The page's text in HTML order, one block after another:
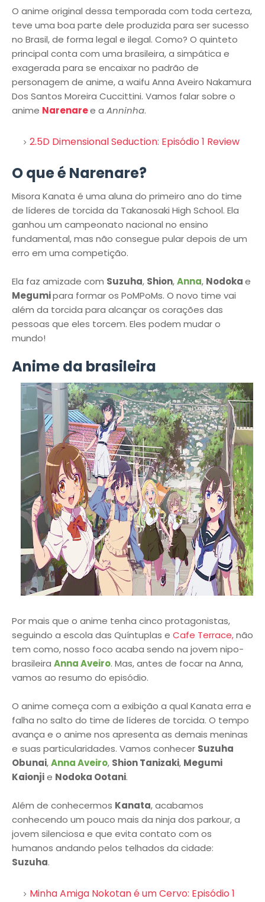
O anime original dessa temporada com toda certeza,
teve uma boa parte dele produzida para ser sucesso
no Brasil, de forma legal e ilegal. Como? O quinteto
principal conta com uma brasileira, a simpática e
exagerada para se encaixar no padrão de
personagem de anime, a waifu Anna Aveiro Nakamura
Dos Santos Moreira Cuccittini. Vamos falar sobre o
anime Narenaree a Anninha.
2.5D Dimensional Seduction: Episódio 1 Review
O que é Narenare?
Misora ​​Kanata é uma aluna do primeiro ano do time
de líderes de torcida da Takanosaki High School. Ela
ganhou um campeonato nacional no ensino
fundamental, mas não consegue pular depois de um
erro em uma competição.
Ela faz amizade com Suzuha, Shion,Anna, Nodokae
Megumipara formar os PoMPoMs. O novo time vai
além da torcida para alcançar os corações das
pessoas que eles torcem. Eles podem mudar o
mundo!
Anime da brasileira
Por mais que o anime tenha cinco protagonistas,
seguindo a escola das Quíntuplas e Cafe Terrace,não
tem como, nosso foco acaba sendo na jovem nipo-
brasileira Anna Aveiro. Mas, antes de focar na Anna,
vamos ao resumo do episódio.
O anime começa com a exibição a qual Kanata erra e
falha no salto do time de líderes de torcida. O tempo
avança e o anime nos apresenta as demais meninas
e suas particularidades. Vamos conhecer Suzuha
Obunai,Anna Aveiro, Shion Tanizaki, Megumi
Kaionjie Nodoka Ootani.
Além de conhecermos Kanata, acabamos
conhecendo um pouco mais da ninja dos parkour, a
jovem silenciosa e que evita contato com os
humanos andando pelos telhados da cidade:
Suzuha.
Minha Amiga Nokotan é um Cervo: Episódio 1